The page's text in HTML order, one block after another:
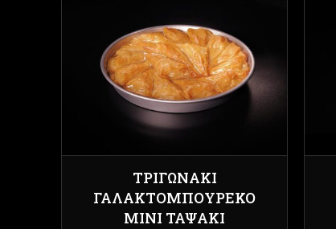
ΤΡΙΓΩΝΆΚΙ
ΓΑΛΑΚΤΟΜΠΟΎΡΕΚΟ
ΜΊΝΙ ΤΑΨΆΚΙ